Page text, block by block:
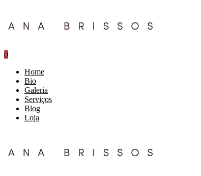
0
Home
Bio
Galeria
Serviços
Blog
Loja